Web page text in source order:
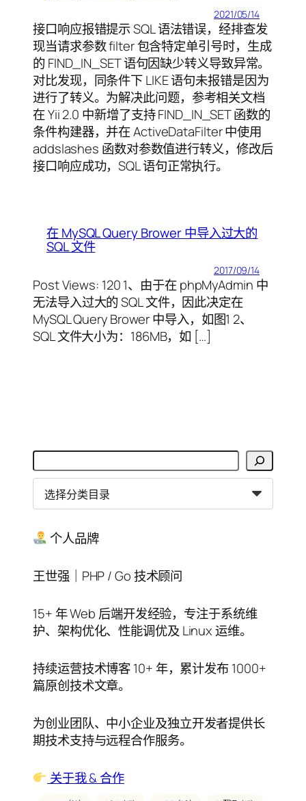
2021/05/14
接口响应报错提示 SQL 语法错误，经排查发
现当请求参数 filter 包含特定单引号时，生成
的 FIND_IN_SET 语句因缺少转义导致异常。
对比发现，同条件下 LIKE 语句未报错是因为
进行了转义。为解决此问题，参考相关文档
在 Yii 2.0 中新增了支持 FIND_IN_SET 函数的
条件构建器，并在 ActiveDataFilter 中使用
addslashes 函数对参数值进行转义，修改后
接口响应成功，SQL 语句正常执行。
在 MySQL Query Brower 中导入过大的
SQL 文件
2017/09/14
Post Views: 120 1、由于在 phpMyAdmin 中
无法导入过大的 SQL 文件，因此决定在
MySQL Query Brower 中导入，如图1 2、
SQL 文件大小为：186MB，如 […]
搜
索
分
录 个人品牌
王世强｜PHP / Go 技术顾问
15+ 年 Web 后端开发经验，专注于系统维
护、架构优化、性能调优及 Linux 运维。
持续运营技术博客 10+ 年，累计发布 1000+
篇原创技术文章。
为创业团队、中小企业及独立开发者提供长
期技术支持与远程合作服务。
关于我 & 合作